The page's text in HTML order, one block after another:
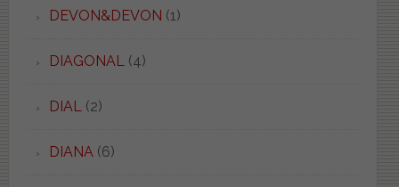
DEVON&DEVON (1)
DIAGONAL (4)
DIAL (2)
DIANA (6)